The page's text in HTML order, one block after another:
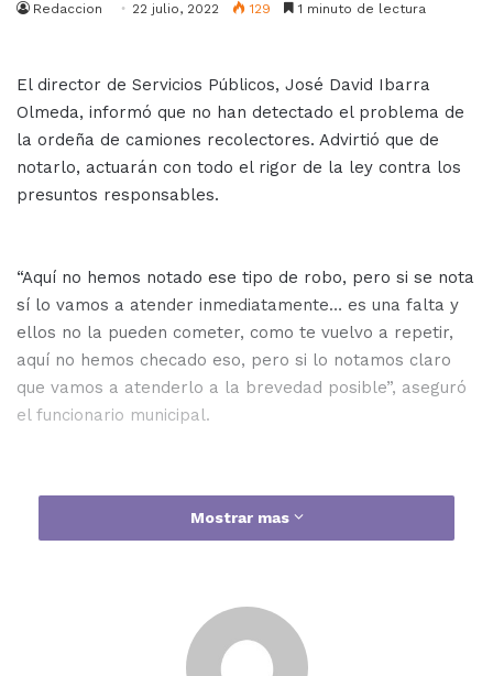
Redaccion 22 julio, 2022 129 1 minuto de lectura
El director de Servicios Públicos, José David Ibarra
Olmeda, informó que no han detectado el problema de
la ordeña de camiones recolectores. Advirtió que de
notarlo, actuarán con todo el rigor de la ley contra los
presuntos responsables.
“Aquí no hemos notado ese tipo de robo, pero si se nota
sí lo vamos a atender inmediatamente… es una falta y
ellos no la pueden cometer, como te vuelvo a repetir,
aquí no hemos checado eso, pero si lo notamos claro
que vamos a atenderlo a la brevedad posible”, aseguró
el funcionario municipal.
Hace unos días se detectó un posible robo de
Mostrar mas